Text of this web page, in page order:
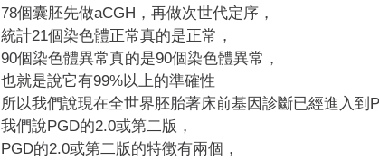
78個囊胚先做aCGH，再做次世代定序，
統計21個染色體正常真的是正常，
90個染色體異常真的是90個染色體異常，
也就是說它有99%以上的準確性
所以我們說現在全世界胚胎著床前基因診斷已經進入到
我們說PGD的2.0或第二版，
PGD的2.0或第二版的特徴有兩個，